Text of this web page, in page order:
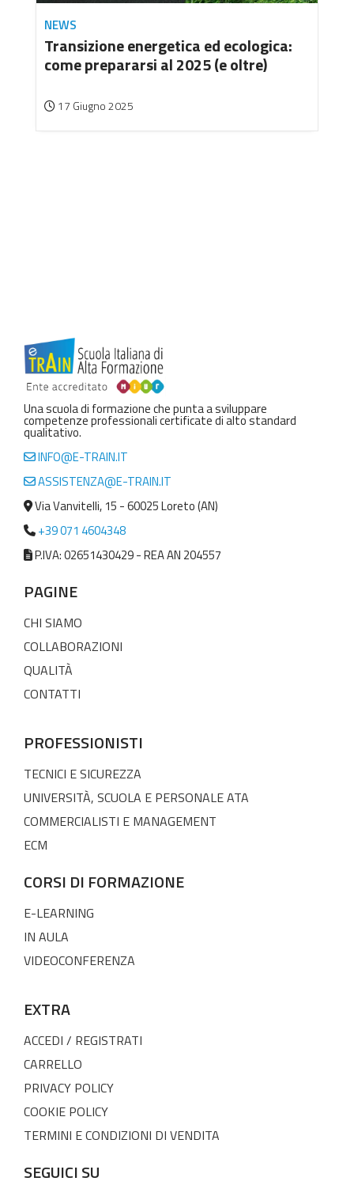
NEWS
Transizione energetica ed ecologica:
come prepararsi al 2025 (e oltre)
17 Giugno 2025
Una scuola di formazione che punta a sviluppare
competenze professionali certificate di alto standard
qualitativo.
INFO@E-TRAIN.IT
ASSISTENZA@E-TRAIN.IT
Via Vanvitelli, 15 - 60025 Loreto (AN)
+39 071 4604348
P.IVA: 02651430429 - REA AN 204557
PAGINE
CHI SIAMO
COLLABORAZIONI
QUALITÀ
CONTATTI
PROFESSIONISTI
TECNICI E SICUREZZA
UNIVERSITÀ, SCUOLA E PERSONALE ATA
COMMERCIALISTI E MANAGEMENT
ECM
CORSI DI FORMAZIONE
E-LEARNING
IN AULA
VIDEOCONFERENZA
EXTRA
ACCEDI / REGISTRATI
CARRELLO
PRIVACY POLICY
COOKIE POLICY
TERMINI E CONDIZIONI DI VENDITA
SEGUICI SU